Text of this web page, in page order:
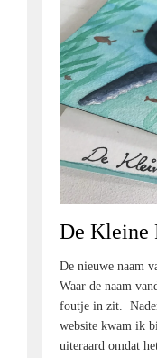
De Kleine
De nieuwe naam
Waar de naam
foutje in zit.
website kwam ik
uiteraard omdat